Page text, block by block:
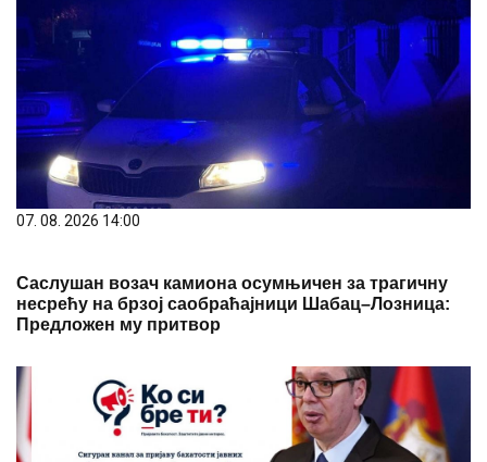
07. 08. 2026 14:00
Саслушан возач камиона осумњичен за трагичну
несрећу на брзој саобраћајници Шабац–Лозница:
Предложен му притвор